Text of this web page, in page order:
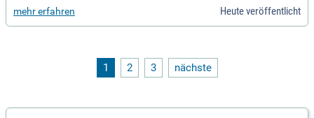
mehr erfahren Heute veröffentlicht
1 2 3 nächste